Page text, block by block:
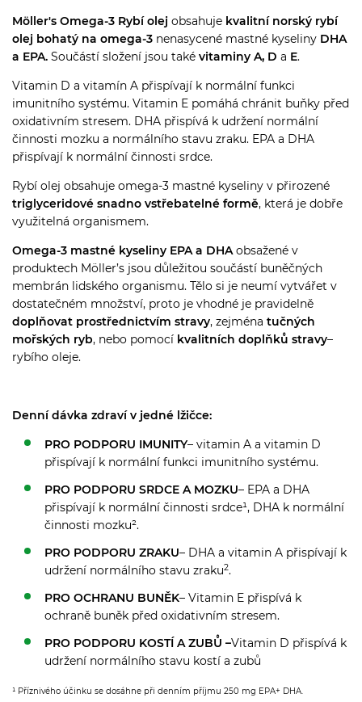
Möller's Omega-3 Rybí olej obsahuje kvalitní norský rybí
olej bohatý na omega-3 nenasycené mastné kyseliny DHA
a EPA. Součástí složení jsou také vitaminy A, D a E.
Vitamin D a vitamín A přispívají k normální funkci
imunitního systému. Vitamin E pomáhá chránit buňky před
oxidativním stresem. DHA přispívá k udržení normální
činnosti mozku a normálního stavu zraku. EPA a DHA
přispívají k normální činnosti srdce.
Rybí olej obsahuje omega-3 mastné kyseliny v přirozené
triglyceridové snadno vstřebatelné formě, která je dobře
využitelná organismem.
Omega-3 mastné kyseliny EPA a DHAobsažené v
produktech Möller’s jsou důležitou součástí buněčných
membrán lidského organismu. Tělo si je neumí vytvářet v
dostatečném množství, proto je vhodné je pravidelně
doplňovat prostřednictvím stravy, zejména tučných
mořských ryb, nebo pomocí kvalitních doplňků stravy–
rybího oleje.
Denní dávka zdraví v jedné lžičce:
PRO PODPORU IMUNITY– vitamin A a vitamin D
přispívají k normální funkci imunitního systému.
PRO PODPORU SRDCE A MOZKU– EPA a DHA
přispívají k normální činnosti srdce¹, DHA k normální
činnosti mozku².
PRO PODPORU ZRAKU– DHA a vitamin A přispívají k
udržení normálního stavu zraku2.
PRO OCHRANU BUNĚK– Vitamin E přispívá k
ochraně buněk před oxidativním stresem.
PRO PODPORU KOSTÍ A ZUBŮ –Vitamin D přispívá k
udržení normálního stavu kostí a zubů
¹ Příznivého účinku se dosáhne při denním příjmu 250 mg EPA+ DHA.